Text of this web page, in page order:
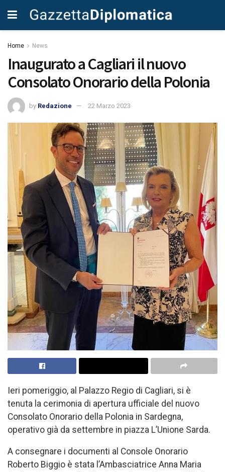
Home News
Inaugurato a Cagliari il nuovo
Consolato Onorario della Polonia
by Redazione 22 Marzo 2023
Ieri pomeriggio, al Palazzo Regio di Cagliari, si è
tenuta la cerimonia di apertura ufficiale del nuovo
Consolato Onorario della Polonia in Sardegna,
operativo già da settembre in piazza L’Unione Sarda.
A consegnare i documenti al Console Onorario
Roberto Biggio è stata l’Ambasciatrice Anna Maria